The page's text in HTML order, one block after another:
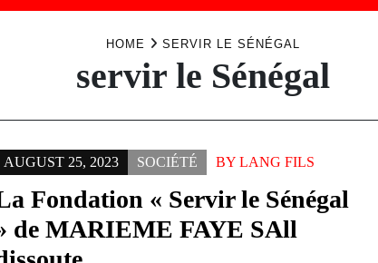
HOME SERVIR LE SÉNÉGAL
servir le Sénégal
AUGUST 25, 2023 SOCIÉTÉ BY LANG FILS
Fondation « Servir le Sénégal
de MARIEME FAYE SAll